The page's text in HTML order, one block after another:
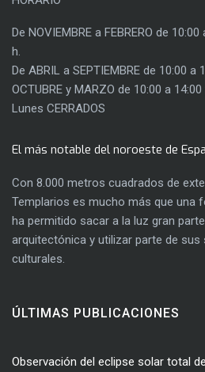
De NOVIEMBRE a FEBRERO de
h.
De ABRIL a SEPTIEMBRE de 10:00 a
OCTUBRE y MARZO de 10:00 a
Lunes CERRADOS
El más notable del noroeste de
Con 8.000 metros cuadrados de
Templarios es mucho más que una
ha permitido sacar a la luz gran
arquitectónica y utilizar parte de sus
culturales.
ÚLTIMAS PUBLICACIONES
Observación del eclipse solar total